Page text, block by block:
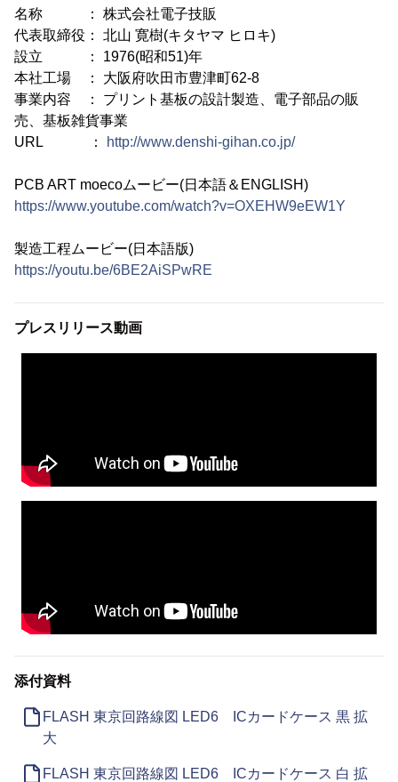
名称 ： 株式会社電子技販
代表取締役： 北山 寛樹(キタヤマ ヒロキ)
設立 ： 1976(昭和51)年
本社工場 ： 大阪府吹田市豊津町62-8
事業内容 ： プリント基板の設計製造、電子部品の販
売、基板雑貨事業
URL ：
http://www.denshi-gihan.co.jp/
PCB ART moecoムービー(日本語＆ENGLISH)
https://www.youtube.com/watch?v=OXEHW9eEW1Y
製造工程ムービー(日本語版)
https://youtu.be/6BE2AiSPwRE
プレスリリース動画
添付資料
FLASH 東京回路線図 LED6 ICカードケース 黒 拡
大
FLASH 東京回路線図 LED6 ICカードケース 白 拡